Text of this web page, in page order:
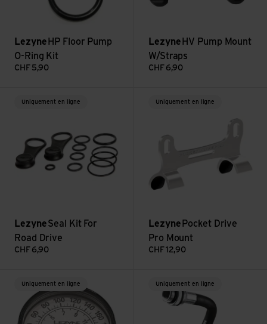
Lezyne HP Floor Pump
O-Ring Kit
CHF 5,90
Lezyne HV Pump Mount
W/Straps
CHF 6,90
Uniquement en ligne
LezyneSeal Kit For
Road Drive
CHF 6,90
Uniquement en ligne
Lezyne Pocket Drive
Pro Mount
CHF 12,90
Uniquement en ligne Uniquement en ligne